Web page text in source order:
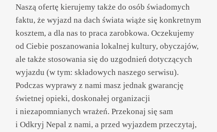
Naszą ofertę kierujemy także do osób świadomych
faktu, że wyjazd na dach świata wiąże się konkretnym
kosztem, a dla nas to praca zarobkowa. Oczekujemy
od Ciebie poszanowania lokalnej kultury, obyczajów,
ale także stosowania się do uzgodnień dotyczących
wyjazdu (w tym: składowych naszego serwisu).
Podczas wyprawy z nami masz jednak gwarancję
świetnej opieki, doskonałej organizacji
i niezapomnianych wrażeń. Przekonaj się sam
i Odkryj Nepal z nami, a przed wyjazdem przeczytaj,